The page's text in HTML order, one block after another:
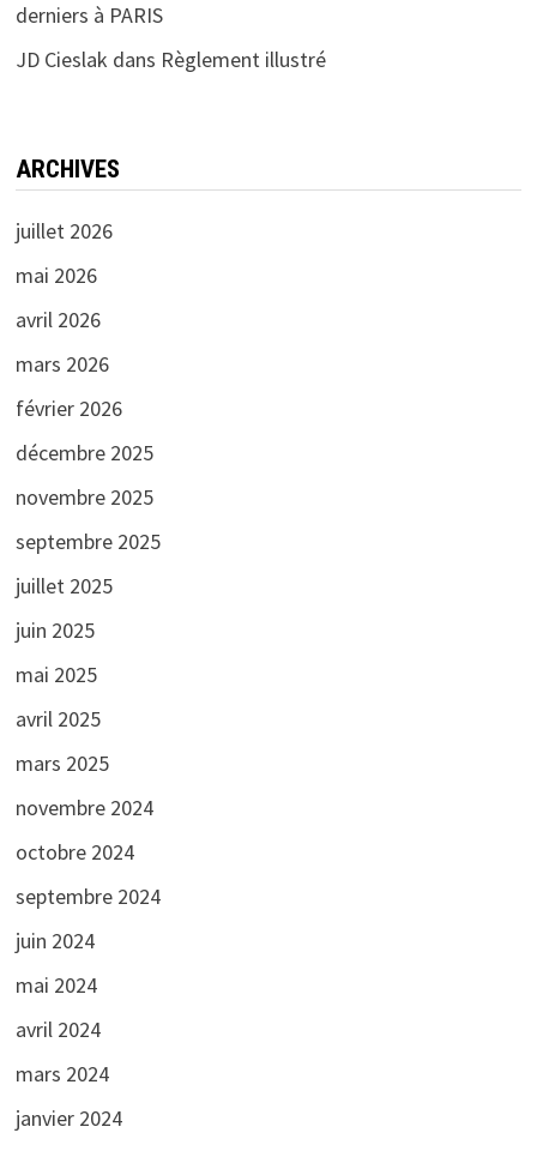
derniers à PARIS
JD Cieslak dans Règlement illustré
ARCHIVES
juillet 2026
mai 2026
avril 2026
mars 2026
février 2026
décembre 2025
novembre 2025
septembre 2025
juillet 2025
juin 2025
mai 2025
avril 2025
mars 2025
novembre 2024
octobre 2024
septembre 2024
juin 2024
mai 2024
avril 2024
mars 2024
janvier 2024